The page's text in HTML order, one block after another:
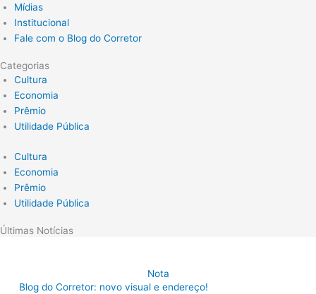
Mídias
Institucional
Fale com o Blog do Corretor
Categorias
Cultura
Economia
Prêmio
Utilidade Pública
Cultura
Economia
Prêmio
Utilidade Pública
Últimas Notícias
Nota
Blog do Corretor: novo visual e endereço!